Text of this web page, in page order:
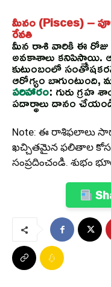
మీనం (Pisces) –
రేవతి
మీన రాశి వారికి ఈ రోజు
అవకాశాలు కనిపిస్తాయి.
కుటుంబంలో
ఆరోగ్యం బాగుంటుంది,
పరిహారం: గురు గ్రహ
పదార్థాలు దానం
Note: ఈ రాశిఫలాలు
ఖచ్చితమైన ఫలితాల
సంప్రదించండి. శుభం